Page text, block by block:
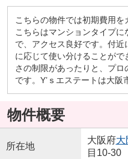
こちらの物件では初期費用を
こちらはマンションタイプ
で、アクセス良好です。付
に応じて使い分けることが
さの制限があったりと、プ
です。Y’ｓエステートは大阪
物件概要
所在地
大阪府大
目10-30